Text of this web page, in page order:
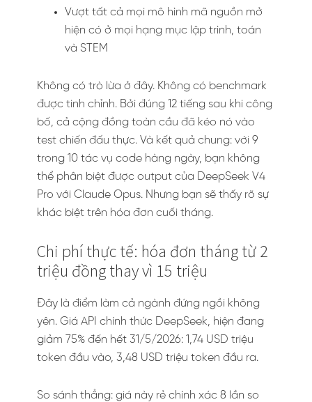
Vượt tất cả mọi mô hình mã nguồn mở
hiện có ở mọi hạng mục lập trình, toán
và STEM
Không có trò lừa ở đây. Không có benchmark
được tinh chỉnh. Bởi đúng 12 tiếng sau khi công
bố, cả cộng đồng toàn cầu đã kéo nó vào
test chiến đấu thực. Và kết quả chung: với 9
trong 10 tác vụ code hàng ngày, bạn không
thể phân biệt được output của DeepSeek V4
Pro với Claude Opus. Nhưng bạn sẽ thấy rõ sự
khác biệt trên hóa đơn cuối tháng.
Chi phí thực tế: hóa đơn tháng từ 2
triệu đồng thay vì 15 triệu
Đây là điểm làm cả ngành đứng ngồi không
yên. Giá API chính thức DeepSeek, hiện đang
giảm 75% đến hết 31/5/2026: 1,74 USD triệu
token đầu vào, 3,48 USD triệu token đầu ra.
So sánh thẳng: giá này rẻ chính xác 8 lần so